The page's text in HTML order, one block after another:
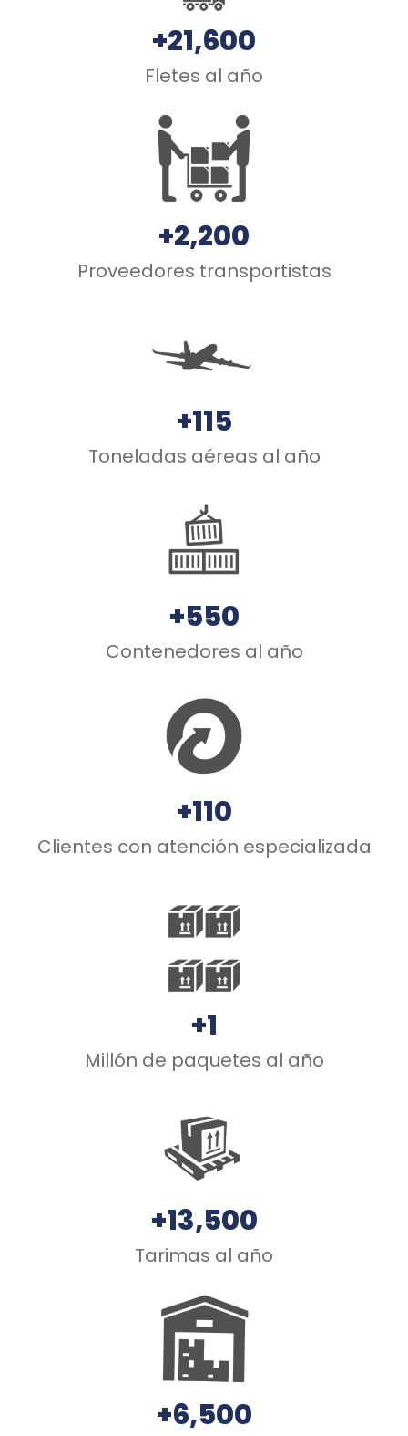
+21,600
Fletes al año
+2,200
Proveedores transportistas
+115
Toneladas aéreas al año
+550
Contenedores al año
+110
Clientes con atención especializada
+1
Millón de paquetes al año
+13,500
Tarimas al año
+6,500